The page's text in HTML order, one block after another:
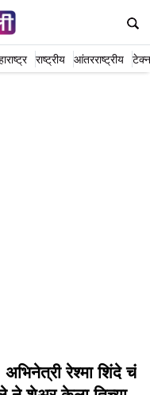
राष्ट्रीय आंतरराष्ट्रीय
रेश्मा शिंदे चं